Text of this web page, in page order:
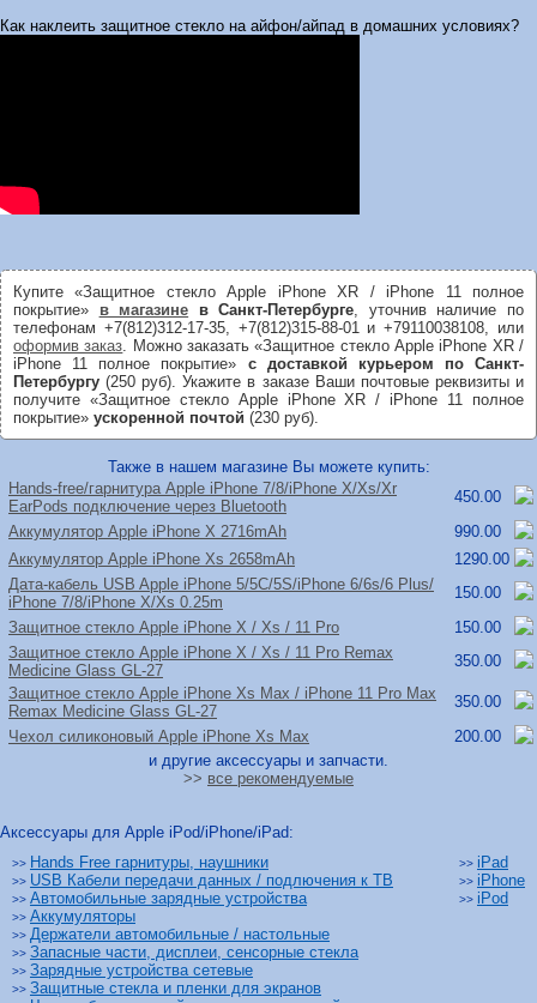
Как наклеить защитное стекло на айфон/айпад в домашних условиях?
Купите «Защитное стекло Apple iPhone XR / iPhone 11 полное
покрытие» в магазине в Санкт-Петербурге, уточнив наличие по
телефонам +7(812)312-17-35, +7(812)315-88-01 и +79110038108, или
оформив заказ. Можно заказать «Защитное стекло Apple iPhone XR /
iPhone 11 полное покрытие» с доставкой курьером по Санкт-
Петербургу (250 руб). Укажите в заказе Ваши почтовые реквизиты и
получите «Защитное стекло Apple iPhone XR / iPhone 11 полное
покрытие» ускоренной почтой (230 руб).
Также в нашем магазине Вы можете купить:
Hands-free/гарнитура Apple iPhone 7/8/iPhone X/Xs/Xr
EarPods подключение через Bluetooth
450.00
Аккумулятор Apple iPhone X 2716mAh
990.00
Аккумулятор Apple iPhone Xs 2658mAh
1290.00
Дата-кабель USB Apple iPhone 5/5C/5S/iPhone 6/6s/6 Plus/
iPhone 7/8/iPhone X/Xs 0.25m
150.00
Защитное стекло Apple iPhone X / Xs / 11 Pro
150.00
Защитное стекло Apple iPhone X / Xs / 11 Pro Remax
Medicine Glass GL-27
350.00
Защитное стекло Apple iPhone Xs Max / iPhone 11 Pro Max
Remax Medicine Glass GL-27
350.00
Чехол силиконовый Apple iPhone Xs Max
200.00
и другие аксессуары и запчасти.
>> все рекомендуемые
Аксессуары для Apple iPod/iPhone/iPad:
>> Hands Free гарнитуры, наушники
>> USB Кабели передачи данных / подлючения к ТВ
>> Автомобильные зарядные устройства
>> Аккумуляторы
>> Держатели автомобильные / настольные
>> Запасные части, дисплеи, сенсорные стекла
>> Зарядные устройства сетевые
>> Защитные стекла и пленки для экранов
>> iPad
>> iPhone
>> iPod